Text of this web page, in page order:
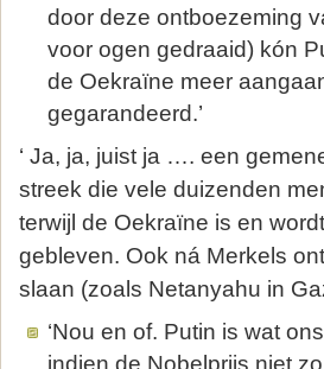
door deze ontboezeming
voor ogen gedraaid) kón
de Oekraïne meer
gegarandeerd.’
‘ Ja, ja, juist ja …. een
streek die vele duizenden
terwijl de Oekraïne is en
gebleven. Ook ná Merkels
slaan (zoals Netanyahu in
‘Nou en of. Putin is wat
indien de Nobelprijs niet